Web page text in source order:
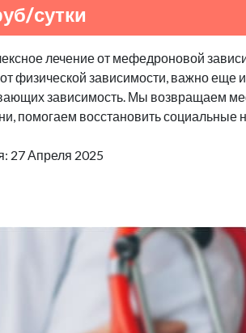
сутки
лечение от мефедроновой
физической зависимости, важно еще
зависимость. Мы возвращаем
помогаем восстановить социальные
27 Апреля 2025